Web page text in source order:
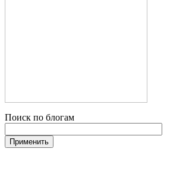
Поиск по блогам